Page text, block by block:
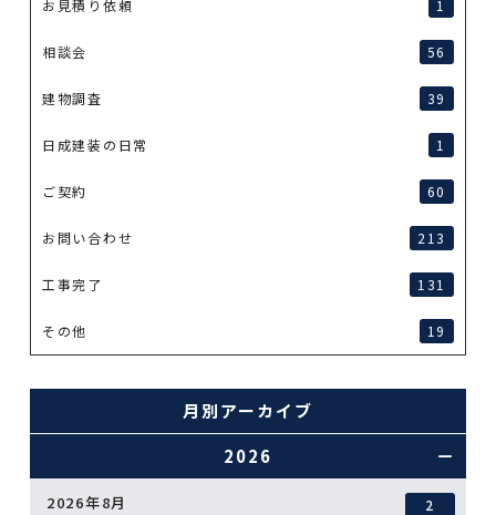
お見積り依頼 1
相談会 56
建物調査 39
日成建装の日常 1
ご契約 60
お問い合わせ 213
工事完了 131
その他 19
月別アーカイブ
2026
2026年8月 2